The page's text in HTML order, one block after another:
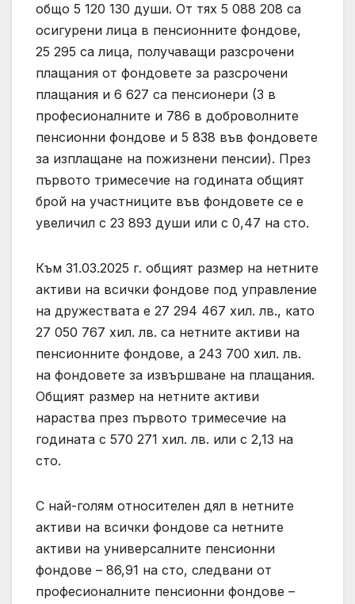
общо 5 120 130 души. От тях 5 088 208 са
осигурени лица в пенсионните фондове,
25 295 са лица, получаващи разсрочени
плащания от фондовете за разсрочени
плащания и 6 627 са пенсионери (3 в
професионалните и 786 в доброволните
пенсионни фондове и 5 838 във фондовете
за изплащане на пожизнени пенсии). През
първото тримесечие на годината общият
брой на участниците във фондовете се е
увеличил с 23 893 души или с 0,47 на сто.
Към 31.03.2025 г. общият размер на нетните
активи на всички фондове под управление
на дружествата е 27 294 467 хил. лв., като
27 050 767 хил. лв. са нетните активи на
пенсионните фондове, а 243 700 хил. лв.
на фондовете за извършване на плащания.
Общият размер на нетните активи
нараства през първото тримесечие на
годината с 570 271 хил. лв. или с 2,13 на
сто.
С най-голям относителен дял в нетните
активи на всички фондове са нетните
активи на универсалните пенсионни
фондове – 86,91 на сто, следвани от
професионалните пенсионни фондове –